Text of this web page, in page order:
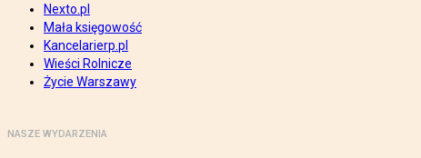
Nexto.pl
Mała księgowość
Kancelarierp.pl
Wieści Rolnicze
Życie Warszawy
NASZE WYDARZENIA